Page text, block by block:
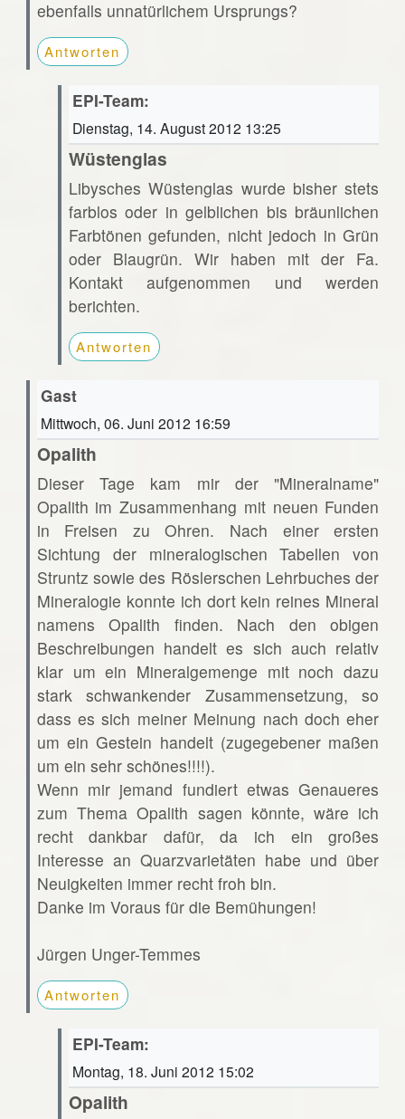
ebenfalls unnatürlichem Ursprungs?
Antworten
EPI-Team:
Dienstag, 14. August 2012 13:25
Wüstenglas
Libysches Wüstenglas wurde bisher stets
farblos oder in gelblichen bis bräunlichen
Farbtönen gefunden, nicht jedoch in Grün
oder Blaugrün. Wir haben mit der Fa.
Kontakt aufgenommen und werden
berichten.
Antworten
Gast
Mittwoch, 06. Juni 2012 16:59
Opalith
Dieser Tage kam mir der "Mineralname"
Opalith im Zusammenhang mit neuen Funden
in Freisen zu Ohren. Nach einer ersten
Sichtung der mineralogischen Tabellen von
Struntz sowie des Röslerschen Lehrbuches der
Mineralogie konnte ich dort kein reines Mineral
namens Opalith finden. Nach den obigen
Beschreibungen handelt es sich auch relativ
klar um ein Mineralgemenge mit noch dazu
stark schwankender Zusammensetzung, so
dass es sich meiner Meinung nach doch eher
um ein Gestein handelt (zugegebener maßen
um ein sehr schönes!!!!).
Wenn mir jemand fundiert etwas Genaueres
zum Thema Opalith sagen könnte, wäre ich
recht dankbar dafür, da ich ein großes
Interesse an Quarzvarietäten habe und über
Neuigkeiten immer recht froh bin.
Danke im Voraus für die Bemühungen!
Jürgen Unger-Temmes
Antworten
EPI-Team:
Montag, 18. Juni 2012 15:02
Opalith